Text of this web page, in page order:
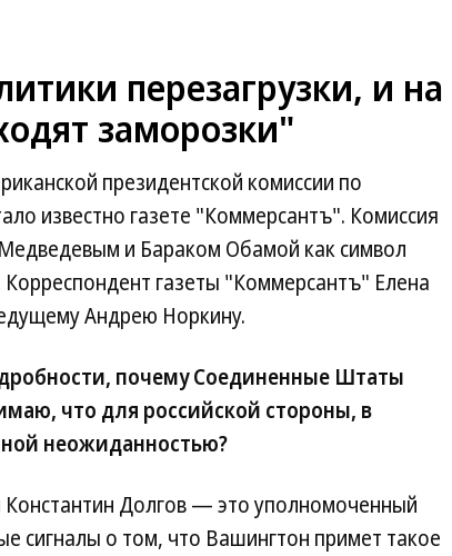
перезагрузки, и на
заморозки"
президентской комиссии по
известно газете "Коммерсантъ". Комиссия
и Бараком Обамой как символ
газеты "Коммерсантъ" Елена
Андрею Норкину.
почему Соединенные Штаты
что для российской стороны, в
неожиданностью?
Долгов — это уполномоченный
о том, что Вашингтон примет такое